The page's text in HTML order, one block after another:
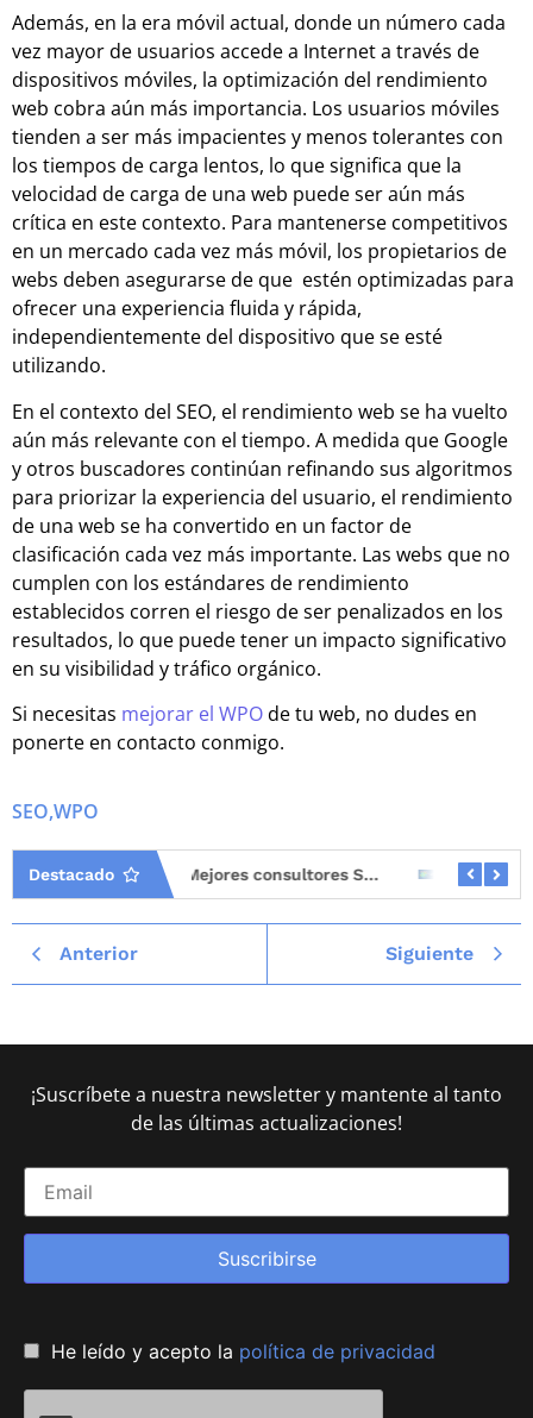
Además, en la era móvil actual, donde un número cada
vez mayor de usuarios accede a Internet a través de
dispositivos móviles, la optimización del rendimiento
web cobra aún más importancia. Los usuarios móviles
tienden a ser más impacientes y menos tolerantes con
los tiempos de carga lentos, lo que significa que la
velocidad de carga de una web puede ser aún más
crítica en este contexto. Para mantenerse competitivos
en un mercado cada vez más móvil, los propietarios de
webs deben asegurarse de que estén optimizadas para
ofrecer una experiencia fluida y rápida,
independientemente del dispositivo que se esté
utilizando.
En el contexto del SEO, el rendimiento web se ha vuelto
aún más relevante con el tiempo. A medida que Google
y otros buscadores continúan refinando sus algoritmos
para priorizar la experiencia del usuario, el rendimiento
de una web se ha convertido en un factor de
clasificación cada vez más importante. Las webs que no
cumplen con los estándares de rendimiento
establecidos corren el riesgo de ser penalizados en los
resultados, lo que puede tener un impacto significativo
en su visibilidad y tráfico orgánico.
Si necesitas mejorar el WPOde tu web, no dudes en
ponerte en contacto conmigo.
SEO,WPO
Destacado Mejores consultores SEO en España (2026) Hreflang mal implementado: el error SEO que más tráfico internacional hace perder
Anterior Siguiente
¡Suscríbete a nuestra newsletter y mantente al tanto
de las últimas actualizaciones!
Suscribirse
He leído y acepto la política de privacidad